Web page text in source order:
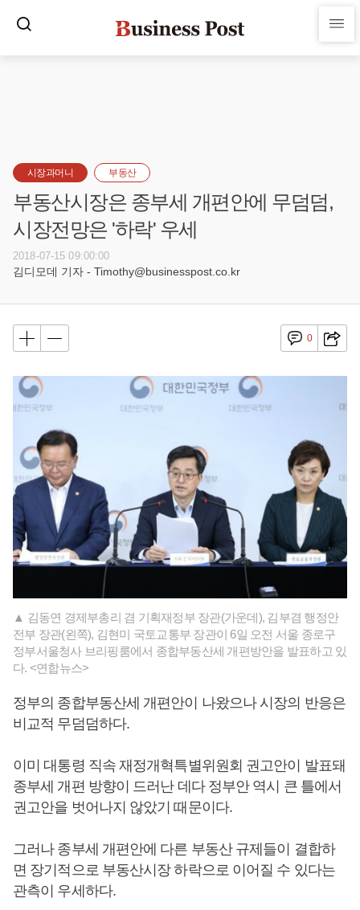
시장과머니 부동산
부동산시장은 종부세 개편안에 무덤덤,
시장전망은 '하락' 우세
2018-07-15 09:00:00
김디모데 기자 - Timothy@businesspost.co.kr
0
▲ 김동연 경제부총리 겸 기획재정부 장관(가운데), 김부겸 행정안
전부 장관(왼쪽), 김현미 국토교통부 장관이 6일 오전 서울 종로구
정부서울청사 브리핑룸에서 종합부동산세 개편방안을 발표하고 있
다. <연합뉴스>
정부의 종합부동산세 개편안이 나왔으나 시장의 반응은
비교적 무덤덤하다.
이미 대통령 직속 재정개혁특별위원회 권고안이 발표돼
종부세 개편 방향이 드러난 데다 정부안 역시 큰 틀에서
권고안을 벗어나지 않았기 때문이다.
그러나 종부세 개편안에 다른 부동산 규제들이 결합하
면 장기적으로 부동산시장 하락으로 이어질 수 있다는
관측이 우세하다.